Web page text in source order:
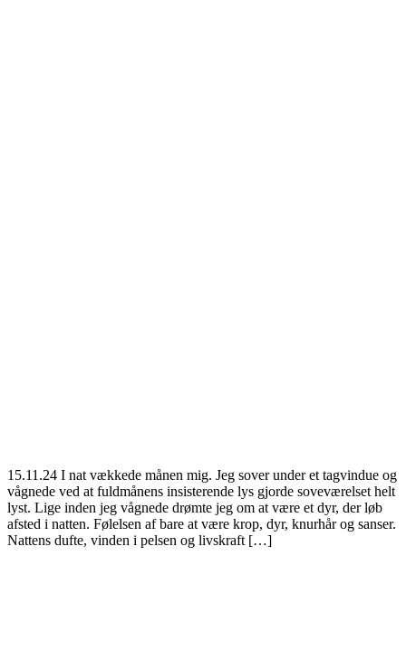
15.11.24 I nat vækkede månen mig. Jeg sover under et tagvindue og
vågnede ved at fuldmånens insisterende lys gjorde soveværelset helt
lyst. Lige inden jeg vågnede drømte jeg om at være et dyr, der løb
afsted i natten. Følelsen af bare at være krop, dyr, knurhår og sanser.
Nattens dufte, vinden i pelsen og livskraft […]